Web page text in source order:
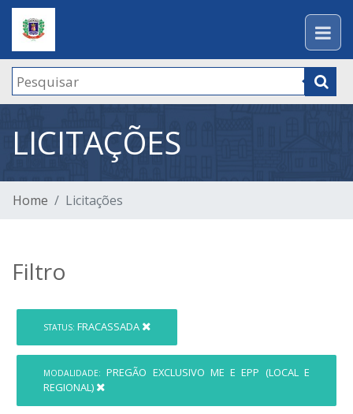
LICITAÇÕES
Home Licitações
Filtro
STATUS: FRACASSADA
MODALIDADE: PREGÃO EXCLUSIVO ME E EPP (LOCAL E
REGIONAL)